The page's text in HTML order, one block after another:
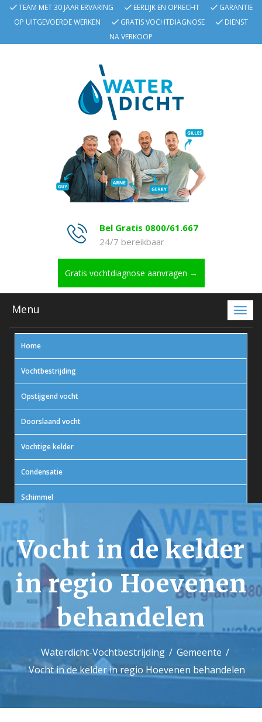
TEAM MET 30 JAAR ERVARING EERLIJK EN OPRECHT
GARANTIE
OP UITGEVOERDE WERKEN
GRATIS VOCHTDIAGNOSE
DIENST
NA VERKOOP
Bel Gratis 0800/61.667
24/7 bereikbaar
Gratis vochtdiagnose aanvragen →
Menu
Home
Vochtbestrijding
Opstijgend vocht
Doorslaand vocht
Vochtige kelder
Condensatie
Schimmel
Contact
Vocht in de kelder
in regio Hoevenen
behandelen
Waterdicht-Vochtbestrijding
Gemeente
Vocht in de kelder in regio Hoevenen behandelen